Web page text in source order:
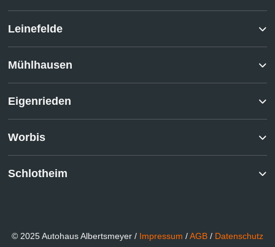
Leinefelde
Mühlhausen
Eigenrieden
Worbis
Schlotheim
© 2025 Autohaus Albertsmeyer / Impressum /AGB/ Datenschutz